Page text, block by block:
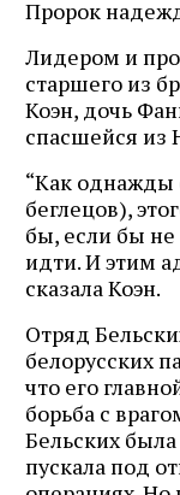
Пророк
Лидером и
старшего из
Коэн, дочь
спасшейся из
“Как однажды
беглецов),
бы, если бы
идти. И этим
сказала Коэн.
Отряд
белорусских
что его
борьба с
Бельских была
пускала под